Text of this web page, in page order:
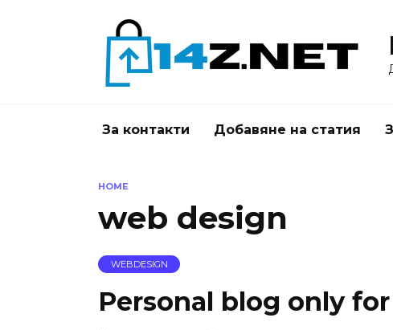
За контакти Добавяне на статия
HOME
web design
WEBDESIGN
Personal blog only for